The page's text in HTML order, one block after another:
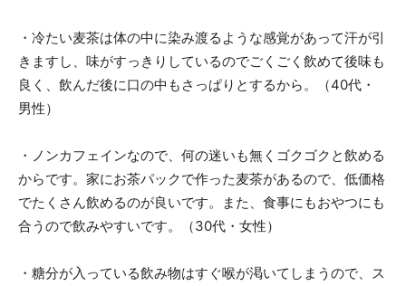
・冷たい麦茶は体の中に染み渡るような感覚があって汗が引
きますし、味がすっきりしているのでごくごく飲めて後味も
良く、飲んだ後に口の中もさっぱりとするから。（40代・
男性）
・ノンカフェインなので、何の迷いも無くゴクゴクと飲める
からです。家にお茶パックで作った麦茶があるので、低価格
でたくさん飲めるのが良いです。また、食事にもおやつにも
合うので飲みやすいです。（30代・女性）
・糖分が入っている飲み物はすぐ喉が渇いてしまうので、ス